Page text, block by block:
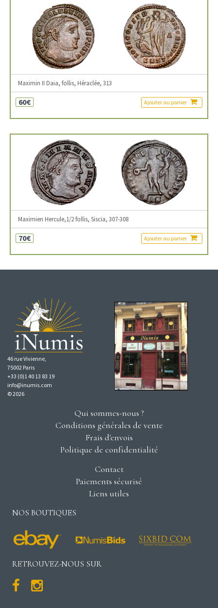
Maximin II Daia, follis, Héraclée, 313
60€ Ajouter au panier
Maximien Hercule,1/2 follis, Siscia, 307-308
70€ Ajouter au panier
46 rue Vivienne,
75002 Paris
+33 (0)1 40 13 83 19
info@inumis.com
© 2026
Qui sommes-nous ?
Conditions générales de vente
Frais d'envois
Politique de confidentialité
Contact
Paiements sécurisé
Liens utiles
NOS BOUTIQUES
RETROUVEZ-NOUS SUR